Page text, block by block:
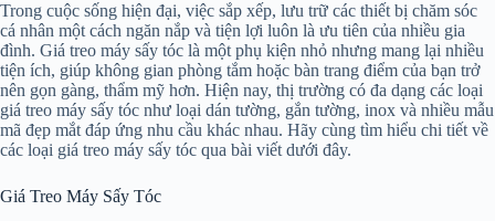
Trong cuộc sống hiện đại, việc sắp xếp, lưu trữ các thiết bị chăm sóc
cá nhân một cách ngăn nắp và tiện lợi luôn là ưu tiên của nhiều gia
đình. Giá treo máy sấy tóc là một phụ kiện nhỏ nhưng mang lại nhiều
tiện ích, giúp không gian phòng tắm hoặc bàn trang điểm của bạn trở
nên gọn gàng, thẩm mỹ hơn. Hiện nay, thị trường có đa dạng các loại
giá treo máy sấy tóc như loại dán tường, gắn tường, inox và nhiều mẫu
mã đẹp mắt đáp ứng nhu cầu khác nhau. Hãy cùng tìm hiểu chi tiết về
các loại giá treo máy sấy tóc qua bài viết dưới đây.
Giá Treo Máy Sấy Tóc